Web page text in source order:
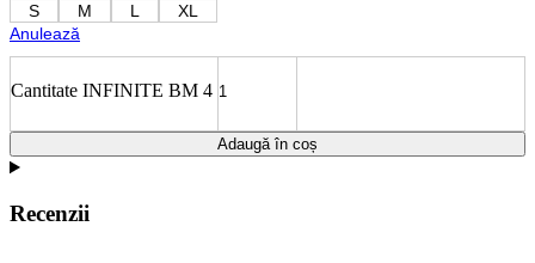
S M L
XL
Anulează
Cantitate INFINITE BM 4
Adaugă în coș
Recenzii